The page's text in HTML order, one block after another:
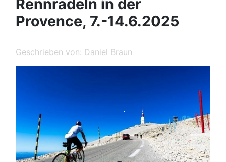
Rennradeln in der
Provence, 7.-14.6.2025
Geschrieben von: Daniel Braun